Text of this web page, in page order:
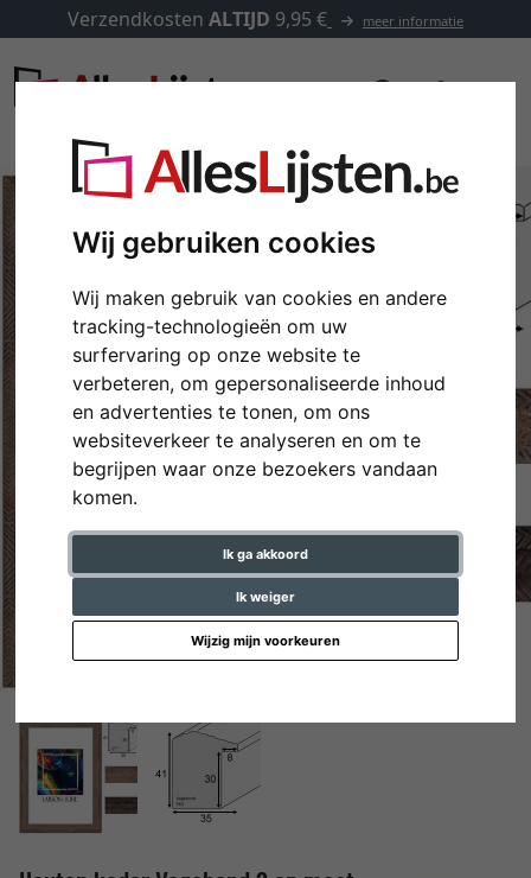
Wij gebruiken cookies
Wij maken gebruik van cookies en andere
tracking-technologieën om uw
surfervaring op onze website te
verbeteren, om gepersonaliseerde inhoud
en advertenties te tonen, om ons
websiteverkeer te analyseren en om te
begrijpen waar onze bezoekers vandaan
komen.
Ik ga akkoord
Ik weiger
Wijzig mijn voorkeuren
Verzendkosten ALTIJD 9,95 € meer informatie
Terug